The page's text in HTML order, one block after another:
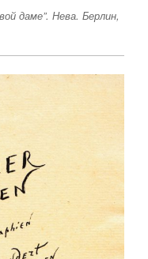
даме”. Нева. Берлин,